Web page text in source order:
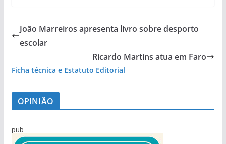
João Marreiros apresenta livro sobre desporto
escolar
Ricardo Martins atua em Faro
Ficha técnica e Estatuto Editorial
OPINIÃO
pub